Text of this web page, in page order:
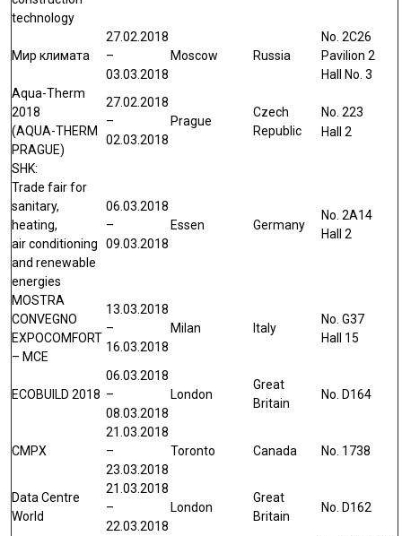
technology
Мир климата
27.02.2018
–
03.03.2018
Moscow Russia
No. 2С26
Pavilion 2
Hall No. 3
Aqua-Therm
2018
(AQUA-THERM
PRAGUE)
27.02.2018
–
02.03.2018
Prague
Czech
Republic
No. 223
Hall 2
SHK:
Trade fair for
sanitary,
heating,
air conditioning
and renewable
energies
06.03.2018
–
09.03.2018
Essen Germany
No. 2A14
Hall 2
MOSTRA
CONVEGNO
EXPOCOMFORT
– MCE
13.03.2018
–
16.03.2018
Milan Italy
No. G37
Hall 15
ECOBUILD 2018
06.03.2018
–
08.03.2018
London
Great
Britain
No. D164
CMPX
21.03.2018
–
23.03.2018
Toronto Canada No. 1738
Data Centre
World
21.03.2018
–
22.03.2018
London
Great
Britain
No. D162